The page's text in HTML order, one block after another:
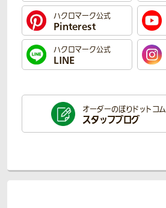
ハクロマーク公式
Pinterest
ハクロマーク公式
LINE
オーダーのぼりドットコム
スタッフブログ